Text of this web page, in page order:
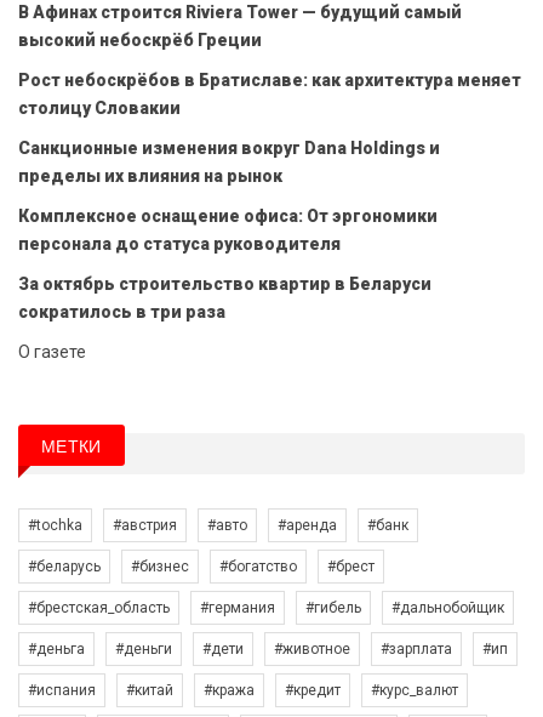
В Афинах строится Riviera Tower — будущий самый
высокий небоскрёб Греции
Рост небоскрёбов в Братиславе: как архитектура меняет
столицу Словакии
Санкционные изменения вокруг Dana Holdings и
пределы их влияния на рынок
Комплексное оснащение офиса: От эргономики
персонала до статуса руководителя
За октябрь строительство квартир в Беларуси
сократилось в три раза
О газете
МЕТКИ
#tochka #австрия #авто #аренда #банк
#беларусь #бизнес #богатство #брест
#брестская_область #германия #гибель #дальнобойщик
#деньга #деньги #дети #животное #зарплата #ип
#испания #китай #кража #кредит #курс_валют